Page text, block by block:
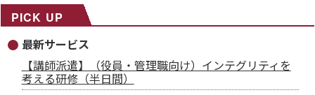
PICK UP
最新サービス
【講師派遣】（役員・管理職向け）インテグリティを
考える研修（半日間）